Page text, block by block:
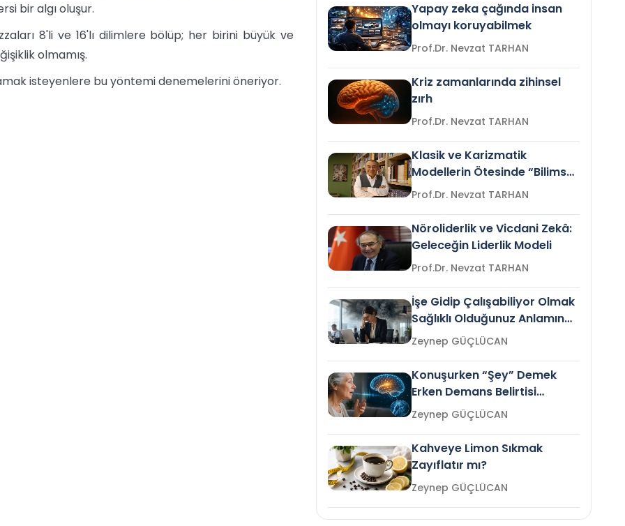
bir algı oluşur.
8'li ve 16'lı dilimlere bölüp; her birini büyük ve
olmamış.
isteyenlere bu yöntemi denemelerini öneriyor.
Yapay zeka çağında insan
olmayı koruyabilmek
Prof.Dr. Nevzat TARHAN
Kriz zamanlarında zihinsel
zırh
Prof.Dr. Nevzat TARHAN
Klasik ve Karizmatik
Modellerin Ötesinde “Bilimsel
Liderlik”
Prof.Dr. Nevzat TARHAN
Nöroliderlik ve Vicdani Zekâ:
Geleceğin Liderlik Modeli
Prof.Dr. Nevzat TARHAN
İşe Gidip Çalışabiliyor Olmak
Sağlıklı Olduğunuz Anlamına
Gelir mi?Zeynep GÜÇLÜCAN
Konuşurken “Şey” Demek
Erken Demans Belirtisi
Olabilir mi?Zeynep GÜÇLÜCAN
Kahveye Limon Sıkmak
Zayıflatır mı?
Zeynep GÜÇLÜCAN